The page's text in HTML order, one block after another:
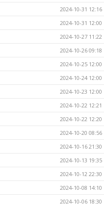
2024-10-31 12:16
2024-10-31 12:00
2024-10-27 11:22
2024-10-26 09:18
2024-10-25 12:00
2024-10-24 12:00
2024-10-23 12:00
2024-10-22 12:21
2024-10-22 12:20
2024-10-20 08:56
2024-10-16 21:30
2024-10-13 19:35
2024-10-12 22:30
2024-10-08 14:10
2024-10-06 18:30